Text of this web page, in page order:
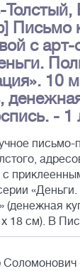
Письмо
с
10
- 1
(денежная
18 см). В